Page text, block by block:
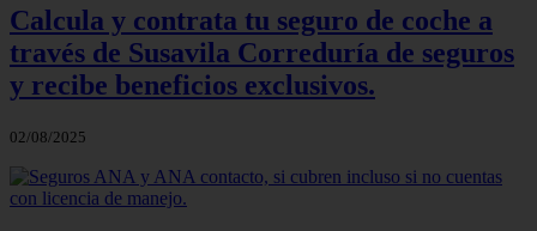
Calcula y contrata tu seguro de coche a
través de Susavila Correduría de seguros
y recibe beneficios exclusivos.
02/08/2025